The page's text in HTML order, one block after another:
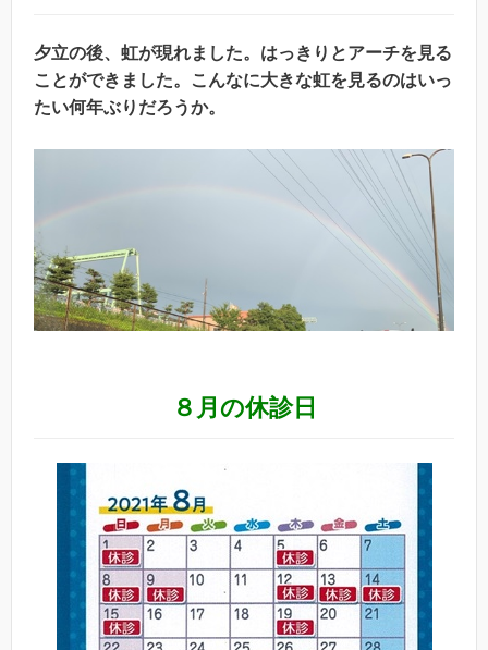
夕立の後、虹が現れました。はっきりとアーチを見る
ことができました。こんなに大きな虹を見るのはいっ
たい何年ぶりだろうか。
８月の休診日